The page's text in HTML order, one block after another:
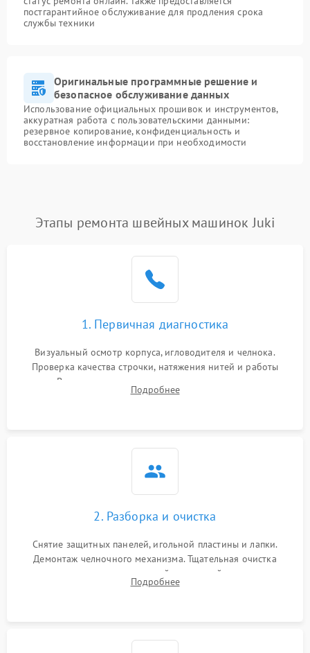
постгарантийное обслуживание для продления срока
службы техники
Оригинальные программные решение и
безопасное обслуживание данных
Использование официальных прошивок и инструментов,
аккуратная работа с пользовательскими данными:
резервное копирование, конфиденциальность и
восстановление информации при необходимости
Этапы ремонта швейных машинок Juki
1. Первичная диагностика
Визуальный осмотр корпуса, игловодителя и челнока.
Проверка качества строчки, натяжения нитей и работы
педали. Выявление посторонних стуков, пропусков стежков,
обрывов нити или заклинивания механизмов на тестовом
Подробнее
2. Разборка и очистка
Снятие защитных панелей, игольной пластины и лапки.
Демонтаж челночного механизма. Тщательная очистка
внутренних узлов от скопившейся тканевой пыли, очесов,
остатков старой смазки и обрывков нитей с помощью
Подробнее